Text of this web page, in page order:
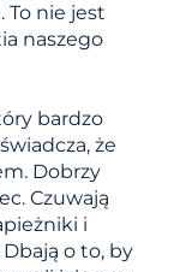
To nie jest
naszego
bardzo
że
Dobrzy
Czuwają
i
o to, by